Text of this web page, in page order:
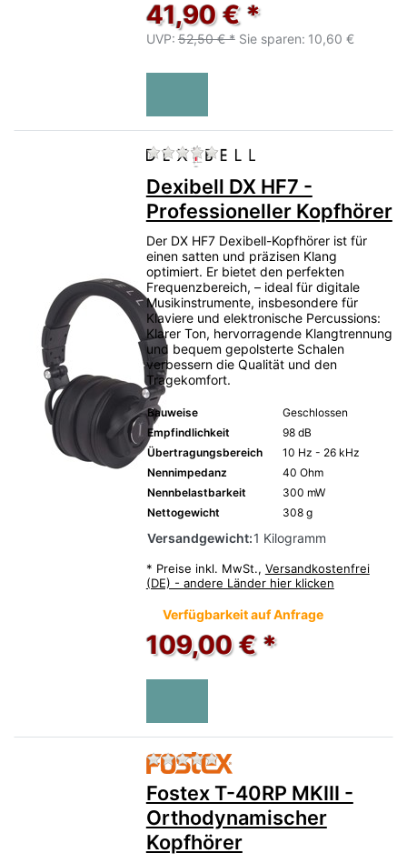
41,90 € *
UVP: 52,50 € * Sie sparen: 10,60 €
Zu diesem Produkt liegen
Dexibell DX HF7 -
Professioneller Kopfhörer
Der DX HF7 Dexibell-Kopfhörer ist für
einen satten und präzisen Klang
optimiert. Er bietet den perfekten
Frequenzbereich, – ideal für digitale
Musikinstrumente, insbesondere für
Klaviere und elektronische Percussions:
Klarer Ton, hervorragende Klangtrennung
und bequem gepolsterte Schalen
verbessern die Qualität und den
Tragekomfort.
Bauweise
Geschlossen
Empfindlichkeit
98 dB
Übertragungsbereich
10 Hz - 26 kHz
Nennimpedanz
40 Ohm
Nennbelastbarkeit
300 mW
Nettogewicht
308 g
Versandgewicht:1 Kilogramm
* Preise inkl. MwSt., Versandkostenfrei
(DE) - andere Länder hier klicken
Verfügbarkeit auf Anfrage
109,00 € *
Zu diesem Produkt liegen
Fostex T-40RP MKIII -
Orthodynamischer
Kopfhörer